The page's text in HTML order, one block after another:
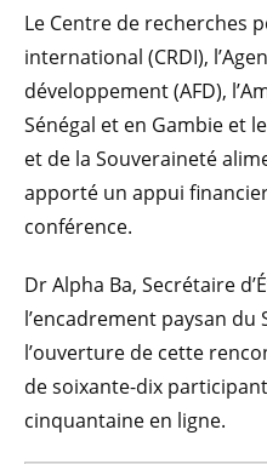
Le Centre de recherches
international (CRDI),
développement (AFD),
Sénégal et en Gambie et
et de la Souveraineté
apporté un appui
conférence.
Dr Alpha Ba, Secrétaire
l’encadrement paysan du
l’ouverture de cette
de soixante-dix
cinquantaine en ligne.